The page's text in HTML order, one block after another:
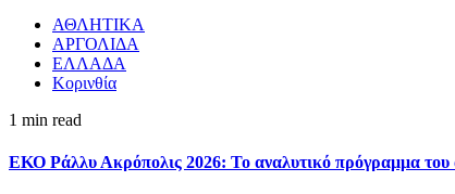
ΑΘΛΗΤΙΚΑ
ΑΡΓΟΛΙΔΑ
ΕΛΛΑΔΑ
Κορινθία
1 min read
ΕΚΟ Ράλλυ Ακρόπολις 2026: Το αναλυτικό πρόγραμμα του